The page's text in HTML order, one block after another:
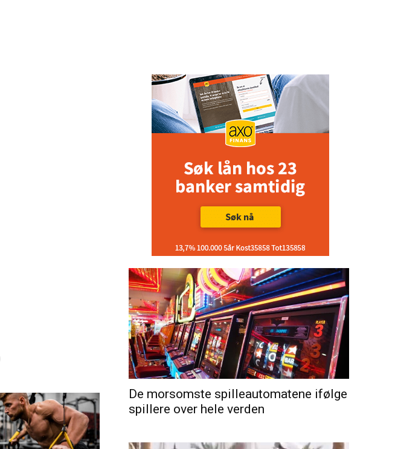
De morsomste spilleautomatene ifølge
spillere over hele verden